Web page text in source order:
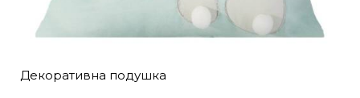
Декоративна подушка